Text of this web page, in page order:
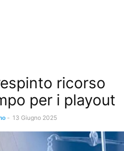
ricorso
per i playout
- 13 Giugno 2025